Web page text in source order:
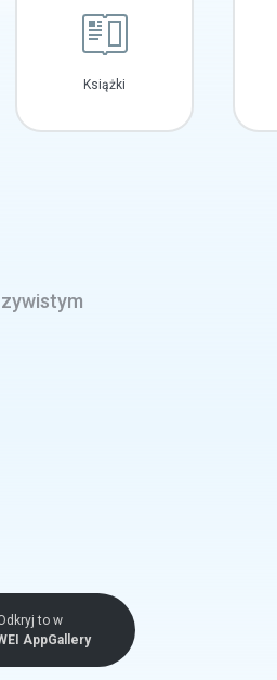
Książki
to w
AppGallery